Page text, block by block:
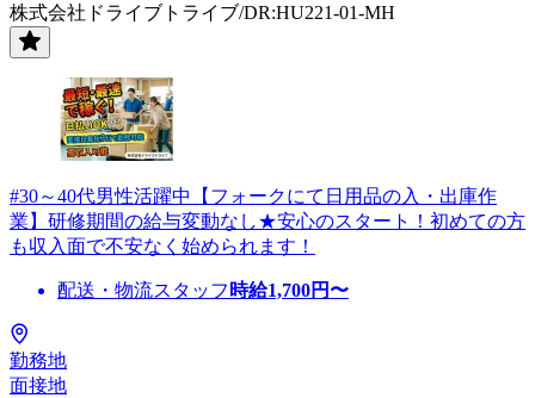
株式会社ドライブトライブ/DR:HU221-01-MH
#30～40代男性活躍中【フォークにて日用品の入・出庫作
業】研修期間の給与変動なし★安心のスタート！初めての方
も収入面で不安なく始められます！
配送・物流スタッフ 時給1,700円〜
勤務地
面接地